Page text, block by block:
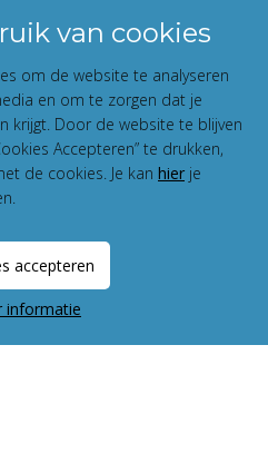
van cookies
om de website te analyseren
en om te zorgen dat je
krijgt. Door de website te blijven
Accepteren” te drukken,
de cookies. Je kan hier je
accepteren
informatie